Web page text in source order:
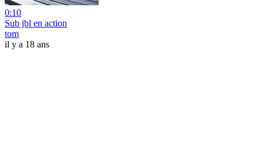
0:10
Sub jbl en action
tom
il y a 18 ans